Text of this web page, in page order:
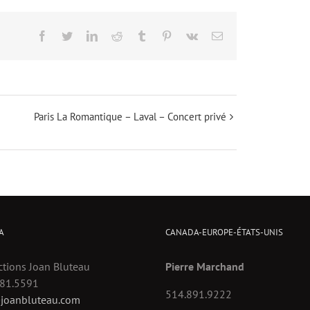
Facebook
TwitterLinkedInReddit Tumblr Pinterest
Vk Email
Paris La Romantique – Laval – Concert privé
Joan Bluteau
CANADA-EUROPE-ÉTATS-UNIS
Pierre Marchand
514.891.9222